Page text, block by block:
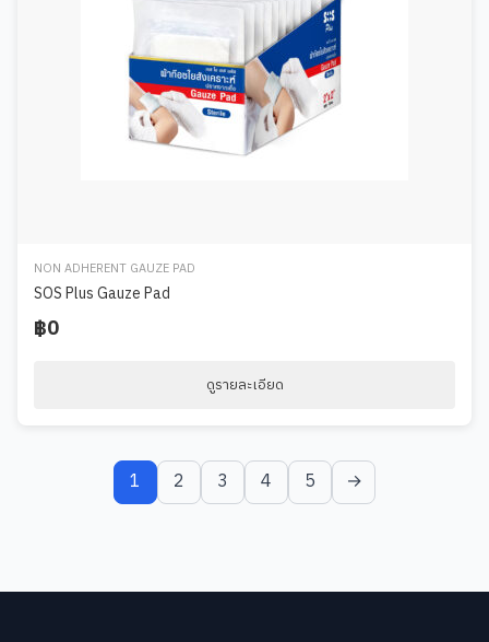
NON ADHERENT GAUZE PAD
SOS Plus Gauze Pad
฿0
ดูรายละเอียด
1 2 3 4 5 →